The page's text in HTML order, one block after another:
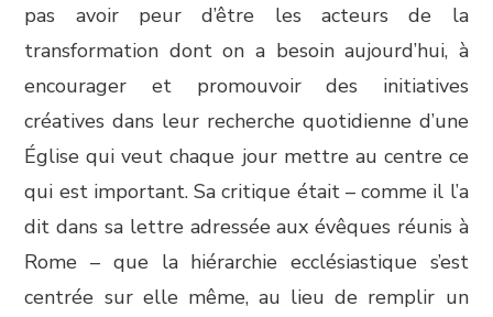
pas avoir peur d’être les acteurs de la
transformation dont on a besoin aujourd’hui, à
encourager et promouvoir des initiatives
créatives dans leur recherche quotidienne d’une
Église qui veut chaque jour mettre au centre ce
qui est important. Sa critique était – comme il l’a
dit dans sa lettre adressée aux évêques réunis à
Rome – que la hiérarchie ecclésiastique s’est
centrée sur elle même, au lieu de remplir un